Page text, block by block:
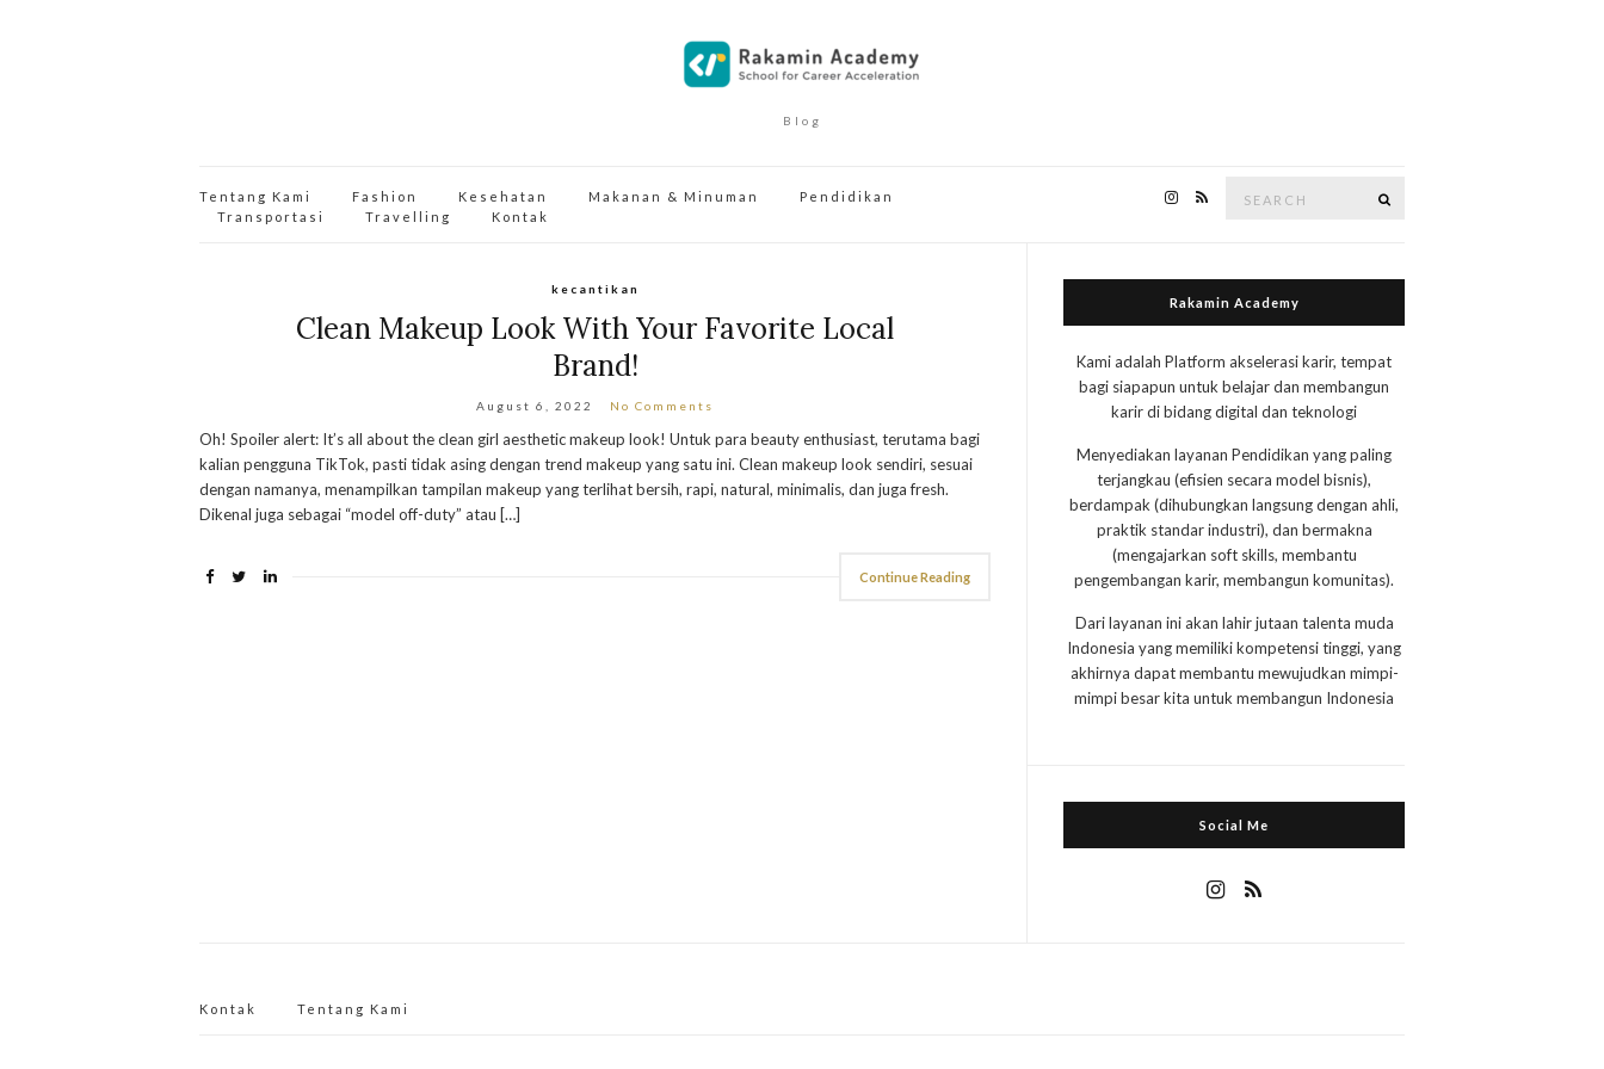
Blog
Tentang Kami Fashion Kesehatan Makanan & Minuman
Pendidikan
Transportasi
Travelling Kontak
kecantikan
Clean Makeup Look With Your Favorite Local
Brand!
August 6, 2022 No Comments
Oh! Spoiler alert: It’s all about the clean girl aesthetic makeup look! Untuk para beauty enthusiast, terutama bagi
kalian pengguna TikTok, pasti tidak asing dengan trend makeup yang satu ini. Clean makeup look sendiri, sesuai
dengan namanya, menampilkan tampilan makeup yang terlihat bersih, rapi, natural, minimalis, dan juga fresh.
Dikenal juga sebagai “model off-duty” atau […]
Continue Reading
Rakamin Academy
Kami adalah Platform akselerasi karir, tempat
bagi siapapun untuk belajar dan membangun
karir di bidang digital dan teknologi
Menyediakan layanan Pendidikan yang paling
terjangkau (efisien secara model bisnis),
berdampak (dihubungkan langsung dengan ahli,
praktik standar industri), dan bermakna
(mengajarkan soft skills, membantu
pengembangan karir, membangun komunitas).
Dari layanan ini akan lahir jutaan talenta muda
Indonesia yang memiliki kompetensi tinggi, yang
akhirnya dapat membantu mewujudkan mimpi-
mimpi besar kita untuk membangun Indonesia
Social Me
Kontak Tentang Kami